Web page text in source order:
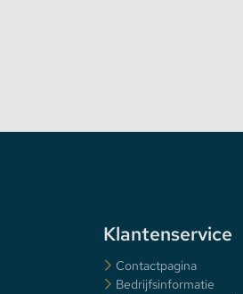
Klantenservice
Contactpagina
Bedrijfsinformatie